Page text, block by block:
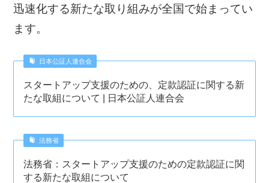
迅速化する新たな取り組みが全国で始まってい
ます。
日本公証人連合会
スタートアップ支援のための、定款認証に関する新
たな取組について | 日本公証人連合会
法務省
法務省：スタートアップ支援のための定款認証に関
する新たな取組について